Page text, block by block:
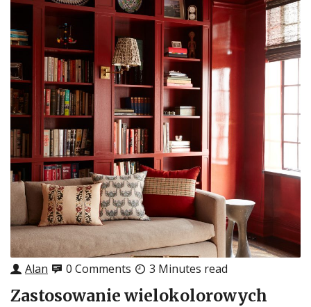
Alan 0 Comments 3 Minutes read
Zastosowanie wielokolorowych